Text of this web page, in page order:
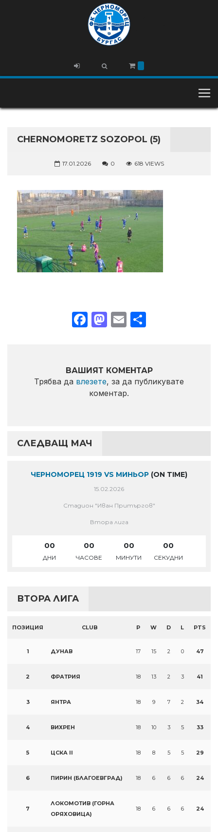
CHERNOMORETZ SOZOPOL (5)
17.01.2026 0 618 VIEWS
Facebook
Mastodon
Email
ВАШИЯТ КОМЕНТАР
Трябва да влезете, за да публикувате
коментар.
СЛЕДВАЩ МАЧ
ЧЕРНОМОРЕЦ 1919 VS МИНЬОР (ON TIME)
15.02.2026
Стадион "Иван Притъргов"
Втора лига
00
ДНИ
00
ЧАСОВЕ
00
МИНУТИ
00
СЕКУДНИ
ВТОРА ЛИГА
ПОЗИЦИЯ CLUB P W D L PTS
1 ДУНАВ 17 15 2 0 47
2 ФРАТРИЯ 18 13 2 3 41
3 ЯНТРА 18 9 7 2 34
4 ВИХРЕН 18 10 3 5 33
5 ЦСКА II 18 8 5 5 29
6 ПИРИН (БЛАГОЕВГРАД) 18 6 6 6 24
7
ЛОКОМОТИВ (ГОРНА
ОРЯХОВИЦА)
18 6 6 6 24